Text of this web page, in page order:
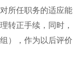
所任职务的适应能
转正手续，同时，
），作为以后评价